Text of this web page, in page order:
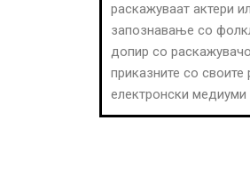
раскажуваат актери
запознавање со
допир со
приказните со
електронски медиуми